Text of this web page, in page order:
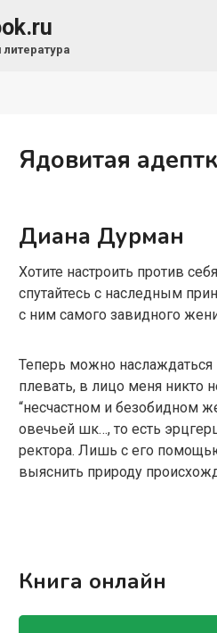
Ядовитая
Диана Дурман
Хотите настроить против
спутайтесь с наследным
с ним самого завидного
Теперь можно наслаждаться
плевать, в лицо меня никто
“несчастном и безобидном
овечьей шк…, то есть
ректора. Лишь с его
выяснить природу
Книга онлайн